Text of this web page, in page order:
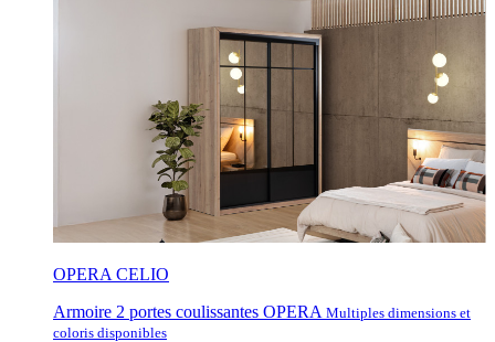
OPERA CELIO
Armoire 2 portes coulissantes OPERA Multiples dimensions et
coloris disponibles